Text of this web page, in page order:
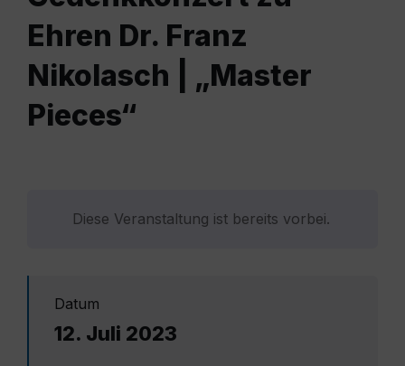
Ehren Dr. Franz
Nikolasch | „Master
Pieces“
Diese Veranstaltung ist bereits vorbei.
Datum
12. Juli 2023